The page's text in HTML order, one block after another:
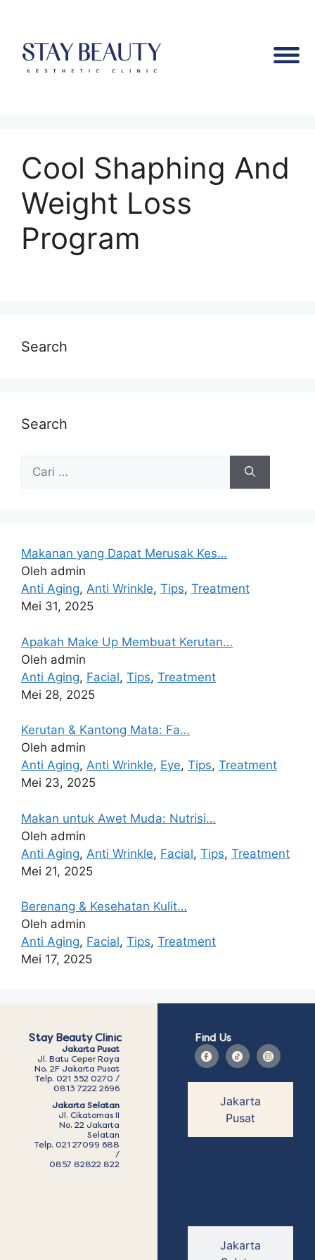
Cool Shaphing And
Weight Loss
Program
Search
Search
Makanan yang Dapat Merusak Kes…
Oleh admin
Anti Aging, Anti Wrinkle, Tips, Treatment
Mei 31, 2025
Apakah Make Up Membuat Kerutan…
Oleh admin
Anti Aging, Facial, Tips, Treatment
Mei 28, 2025
Kerutan & Kantong Mata: Fa…
Oleh admin
Anti Aging, Anti Wrinkle, Eye, Tips, Treatment
Mei 23, 2025
Makan untuk Awet Muda: Nutrisi…
Oleh admin
Anti Aging, Anti Wrinkle, Facial, Tips, Treatment
Mei 21, 2025
Berenang & Kesehatan Kulit…
Oleh admin
Anti Aging, Facial, Tips, Treatment
Mei 17, 2025
Stay Beauty Clinic
Jakarta Pusat
Jl. Batu Ceper Raya
No. 2F Jakarta Pusat
Telp. 021 352 0270 /
0813 7222 2696
Jakarta Selatan
Jl. Cikatomas II
No. 22 Jakarta
Selatan
Telp. 021 27099 688
/
0857 82822 822
Find Us
Jakarta
Pusat
Jakarta